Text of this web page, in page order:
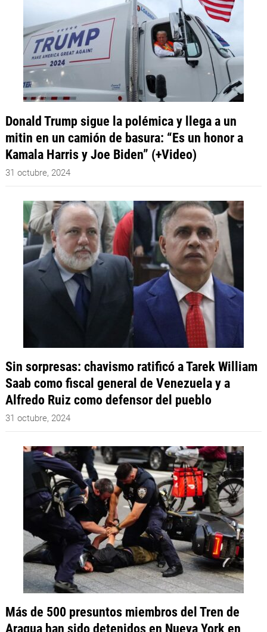
Donald Trump sigue la polémica y llega a un
mitin en un camión de basura: “Es un honor a
Kamala Harris y Joe Biden” (+Video)
31 octubre, 2024
Sin sorpresas: chavismo ratificó a Tarek William
Saab como fiscal general de Venezuela y a
Alfredo Ruiz como defensor del pueblo
31 octubre, 2024
Más de 500 presuntos miembros del Tren de
Aragua han sido detenidos en Nueva York en